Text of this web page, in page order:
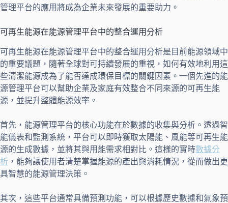
管理平台的應用將成為企業未來發展的重要助力。
可再生能源在能源管理平台中的整合運用分析
可再生能源在能源管理平台中的整合運用分析是目前能源領域中
的重要議題，隨著全球對可持續發展的重視，如何有效地利用這
些清潔能源成為了能否達成環保目標的關鍵因素。一個先進的能
源管理平台可以幫助企業及家庭有效整合不同來源的可再生能
源，並提升整體能源效率。
首先，能源管理平台的核心功能在於數據的收集與分析。透過智
能儀表和監測系統，平台可以即時獲取太陽能、風能等可再生能
源的生成數據，並將其與用能需求相對比。這樣的實時數據分
析 ，能夠讓使用者清楚掌握能源的產出與消耗情況，從而做出更
具智慧的能源管理決策。
其次，這些平台通常具備預測功能，可以根據歷史數據和氣象預